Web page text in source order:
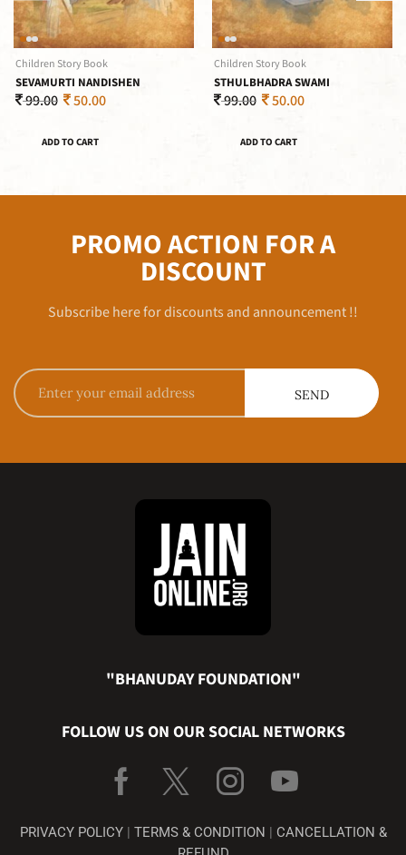
Children Story Book
SEVAMURTI NANDISHEN
99.00 50.00
ADD TO CART
Children Story Book
STHULBHADRA SWAMI
99.00 50.00
ADD TO CART
PROMO ACTION FOR A
DISCOUNT
Subscribe here for discounts and announcement !!
"BHANUDAY FOUNDATION"
FOLLOW US ON OUR SOCIAL NETWORKS
PRIVACY POLICY| TERMS & CONDITION
CANCELLATION &